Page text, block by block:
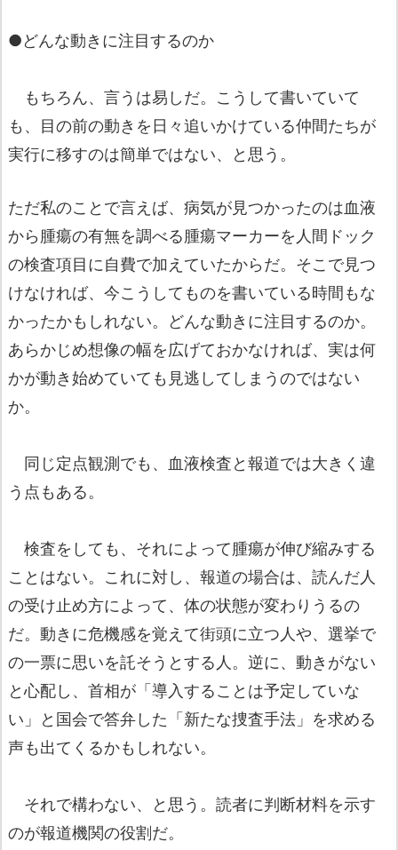
●どんな動きに注目するのか
もちろん、言うは易しだ。こうして書いていて
も、目の前の動きを日々追いかけている仲間たちが
実行に移すのは簡単ではない、と思う。
ただ私のことで言えば、病気が見つかったのは血液
から腫瘍の有無を調べる腫瘍マーカーを人間ドック
の検査項目に自費で加えていたからだ。そこで見つ
けなければ、今こうしてものを書いている時間もな
かったかもしれない。どんな動きに注目するのか。
あらかじめ想像の幅を広げておかなければ、実は何
かが動き始めていても見逃してしまうのではない
か。
同じ定点観測でも、血液検査と報道では大きく違
う点もある。
検査をしても、それによって腫瘍が伸び縮みする
ことはない。これに対し、報道の場合は、読んだ人
の受け止め方によって、体の状態が変わりうるの
だ。動きに危機感を覚えて街頭に立つ人や、選挙で
の一票に思いを託そうとする人。逆に、動きがない
と心配し、首相が「導入することは予定していな
い」と国会で答弁した「新たな捜査手法」を求める
声も出てくるかもしれない。
それで構わない、と思う。読者に判断材料を示す
のが報道機関の役割だ。